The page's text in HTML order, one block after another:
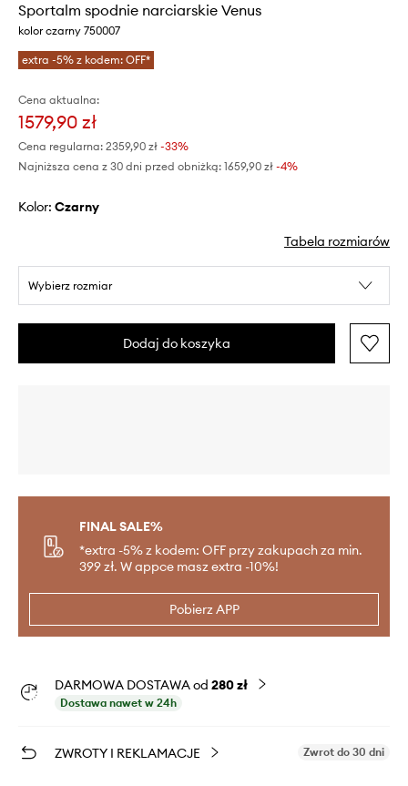
Sportalm spodnie narciarskie Venus
kolor czarny 750007
extra -5% z kodem: OFF*
Cena aktualna:
1579,90 zł
Cena regularna: 2359,90 zł -33%
Najniższa cena z 30 dni przed obniżką: 1659,90 zł -4%
Kolor: czarny
Tabela rozmiarów
Wybierz rozmiar
Dodaj do koszyka
FINAL SALE%
*extra -5% z kodem: OFF przy zakupach za min.
399 zł. W appce masz extra -10%!
Pobierz APP
DARMOWA DOSTAWA od 280 zł
Dostawa nawet w 24h
ZWROTY I REKLAMACJE Zwrot do 30 dni